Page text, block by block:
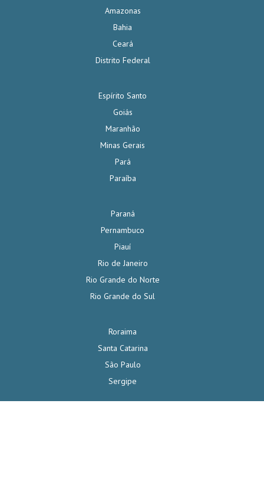
Amazonas
Bahia
Ceará
Distrito Federal
Espírito Santo
Goiás
Maranhão
Minas Gerais
Pará
Paraíba
Paraná
Pernambuco
Piauí
Rio de Janeiro
Rio Grande do Norte
Rio Grande do Sul
Roraima
Santa Catarina
São Paulo
Sergipe